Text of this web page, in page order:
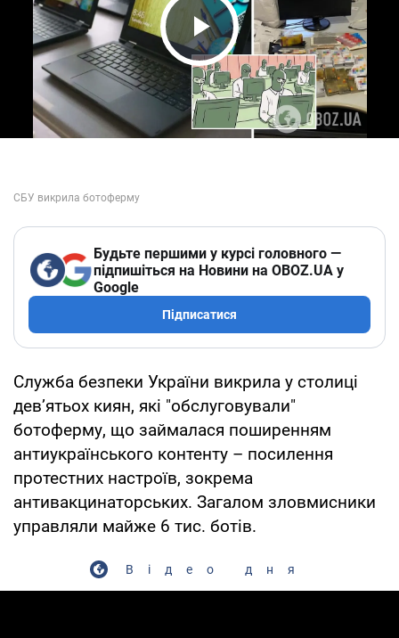
Play Video
Будьте першими у курсі головного —
підпишіться на Новини на OBOZ.UA у
Google
Підписатися
Служба безпеки України викрила у столиці
дев’ятьох киян, які "обслуговували"
ботоферму, що займалася поширенням
антиукраїнського контенту – посилення
протестних настроїв, зокрема
антивакцинаторських. Загалом зловмисники
управляли майже 6 тис. ботів.
Відео дня